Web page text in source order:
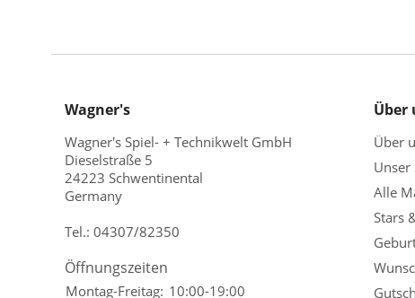
Wagner's
Wagner's Spiel- + Technikwelt GmbH
Dieselstraße 5
24223 Schwentinental
Germany
Tel.: 04307/82350
Öffnungszeiten
Montag-Freitag: 10:00-19:00
Über
Über
Unser
Alle
Stars